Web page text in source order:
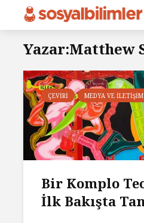
Yazar:Matthew
ÇEVIRI MEDYA VE
Bir Komplo
İlk Bakışta